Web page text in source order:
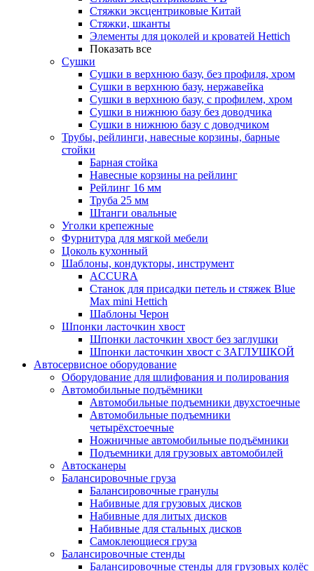
Стяжки эксцентриковые Китай
Стяжки, шканты
Элементы для цоколей и кроватей Hettich
Показать все
Сушки
Сушки в верхнюю базу, без профиля, хром
Сушки в верхнюю базу, нержавейка
Сушки в верхнюю базу, с профилем, хром
Сушки в нижнюю базу без доводчика
Сушки в нижнюю базу с доводчиком
Трубы, рейлинги, навесные корзины, барные
стойки
Барная стойка
Навесные корзины на рейлинг
Рейлинг 16 мм
Труба 25 мм
Штанги овальные
Уголки крепежные
Фурнитура для мягкой мебели
Цоколь кухонный
Шаблоны, кондукторы, инструмент
ACCURA
Станок для присадки петель и стяжек Blue
Max mini Hettich
Шаблоны Черон
Шпонки ласточкин хвост
Шпонки ласточкин хвост без заглушки
Шпонки ласточкин хвост с ЗАГЛУШКОЙ
Автосервисное оборудование
Оборудование для шлифования и полирования
Автомобильные подъёмники
Автомобильные подъемники двухстоечные
Автомобильные подъемники
четырёхстоечные
Ножничные автомобильные подъёмники
Подъемники для грузовых автомобилей
Автосканеры
Балансировочные груза
Балансировочные гранулы
Набивные для грузовых дисков
Набивные для литых дисков
Набивные для стальных дисков
Самоклеющиеся груза
Балансировочные стенды
Балансировочные стенды для грузовых колёс